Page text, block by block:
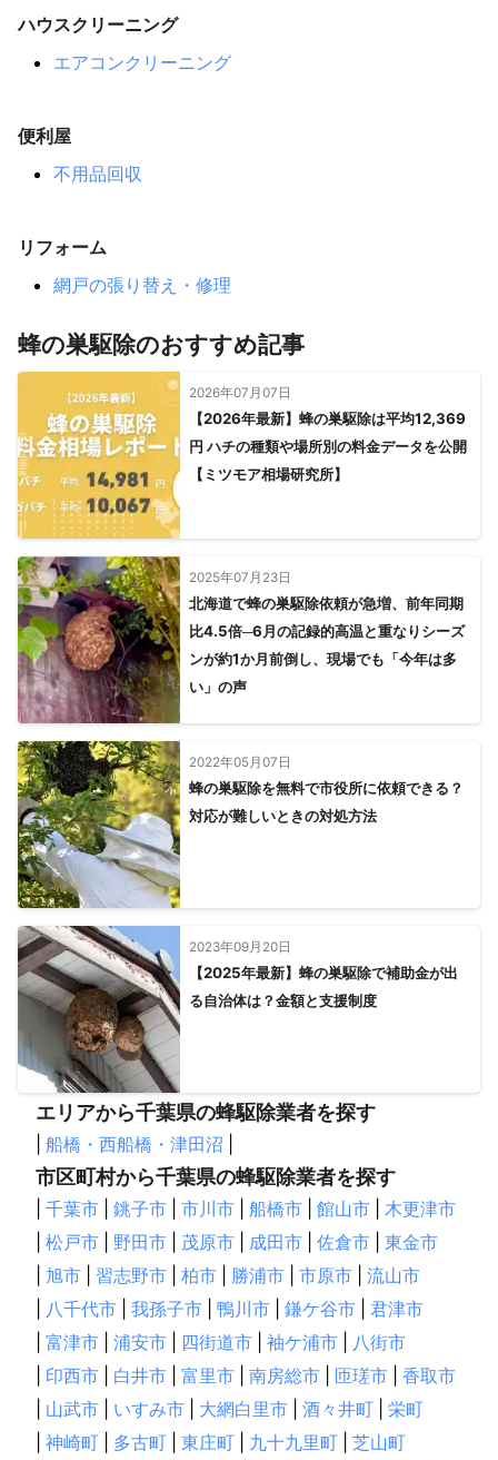
ハウスクリーニング
エアコンクリーニング
便利屋
不用品回収
リフォーム
網戸の張り替え・修理
蜂の巣駆除のおすすめ記事
2026年07月07日
【2026年最新】蜂の巣駆除は平均12,369
円 ハチの種類や場所別の料金データを公開
【ミツモア相場研究所】
2025年07月23日
北海道で蜂の巣駆除依頼が急増、前年同期
比4.5倍─6月の記録的高温と重なりシーズ
ンが約1か月前倒し、現場でも「今年は多
い」の声
2022年05月07日
蜂の巣駆除を無料で市役所に依頼できる？
対応が難しいときの対処方法
2023年09月20日
【2025年最新】蜂の巣駆除で補助金が出
る自治体は？金額と支援制度
エリアから千葉県の蜂駆除業者を探す
船橋・西船橋・津田沼
市区町村から千葉県の蜂駆除業者を探す
千葉市 銚子市 市川市 船橋市 館山市
木更津市
松戸市 野田市 茂原市 成田市 佐倉市
東金市
旭市 習志野市 柏市 勝浦市 市原市
流山市
八千代市 我孫子市 鴨川市 鎌ケ谷市
君津市
富津市 浦安市 四街道市 袖ケ浦市
八街市
印西市 白井市 富里市 南房総市 匝瑳市
香取市
山武市 いすみ市 大網白里市 酒々井町
栄町
神崎町 多古町 東庄町 九十九里町
芝山町